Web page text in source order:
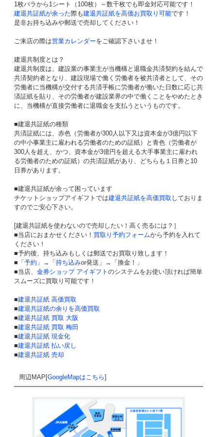
1枚バラから1シート（100枚）～数千枚でも即金対応可能です！
建退共証紙が余った際も建退共証紙を高価お買取り可能です！
是非お持ち込みや郵送で売却してください！
ご来店の際は営業カレンダーをご確認下さいませ！
建退共制度とは？
建退共制度は、建設業の事業主が当機構と退職金共済契約を結んで
共済契約者となり、建設現場で働く労働者を被共済者として、その
労働者に当機構が交付する共済手帳に労働者が働いた日数に応じ共
済証紙を貼り、その労働者が建設業界の中で働くことをやめたとき
に、当機構が直接労働者に退職金を支払うというものです。
■建退共証紙の種類
共済証紙には、赤色（労働者が300人以下又は資本金が3億円以下
の中小事業主に雇われる労働者のための証紙）と青色（労働者が
300人を超え、かつ、資本金が3億円を超える大手事業主に雇われ
る労働者のための証紙）の共済証紙があり、どちらも１日券と10
日券があります。
■建退共証紙が余って困っています
チケットショップアイギフトでは建退共証紙を高価買取 しておりま
すのでご安心下さい。
[建退共証紙を使わないので売却したい！高く売るには？］
■当店におまかせください！ 買取り予約フォームから予約を入れて
ください！
■予約後、持ち込みもしくは郵送でお買取り致します！
■「 予約 」→「 持ち込みor発送」→「換金！」
■当店、 金券ショップ アイギフト のシステムをお使い頂ければ簡単
スムーズに買取り可能です！
■建退共証紙 高価買取
■建退共証紙の余りを高価買取
■建退共証紙 買取 大阪
■建退共証紙 買取 梅田
■建退共証紙 現金化
■建退共証紙 払い戻し
■建退共証紙 売却
周辺MAP[GoogleMapはこちら]